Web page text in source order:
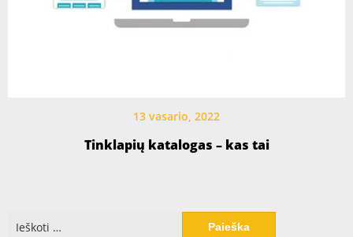
13 vasario, 2022
Tinklapių katalogas – kas tai
Ieškoti: